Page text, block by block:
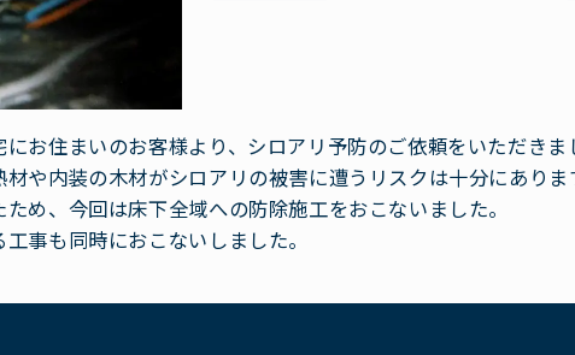
お住まいのお客様より、シロアリ予防のご依頼をいただきま
や内装の木材がシロアリの被害に遭うリスクは十分にありま
め、今回は床下全域への防除施工をおこないました。
事も同時におこないしました。